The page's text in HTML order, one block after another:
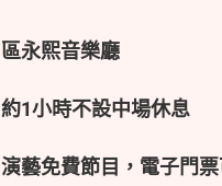
區永熙音樂廳
約1小時不設中場休息
演藝免費節目，電子門